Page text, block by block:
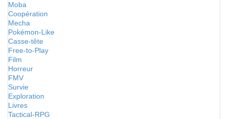
Moba
Coopération
Mecha
Pokémon-Like
Casse-tête
Free-to-Play
Film
Horreur
FMV
Survie
Exploration
Livres
Tactical-RPG